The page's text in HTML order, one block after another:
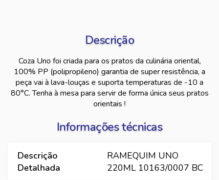
Descrição
Coza Uno foi criada para os pratos da culinária oriental,
100% PP (polipropileno) garantia de super resistência, a
peça vai à lava-louças e suporta temperaturas de -10 a
80°C. Tenha à mesa para servir de forma única seus pratos
orientais !
Informações técnicas
Descrição
Detalhada
RAMEQUIM UNO
220ML 10163/0007 BC